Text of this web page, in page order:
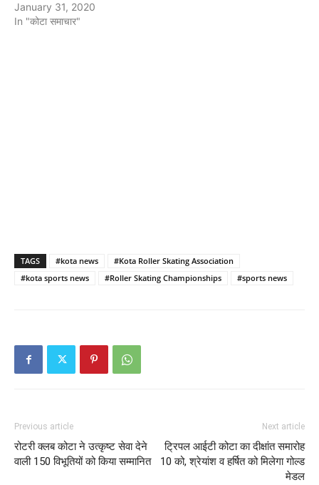
January 31, 2020
In "कोटा समाचार"
TAGS #kota news
#Kota Roller Skating Association
#kota sports news
#Roller Skating Championships #sports news
Previous article
रोटरी क्लब कोटा ने उत्कृष्ट सेवा देने
वाली 150 विभूतियों को किया सम्मानित
Next article
ट्रिपल आईटी कोटा का दीक्षांत समारोह
10 को, श्रेयांश व हर्षित को मिलेगा गोल्ड
मेडल